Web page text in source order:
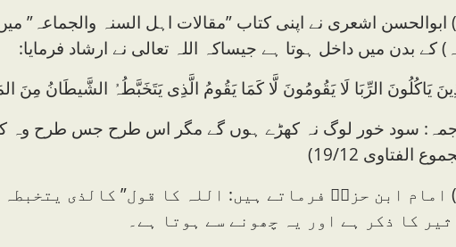
(7) ابوالحسن اشعری نے اپنی کتاب ”مقالات اہل السنہ
کے بدن میں داخل ہوتا ہے جیساکہ اللہ تعالی نے ارشاد فرمایا:
یَاکُلُونَ الرِّبَا لَا یَقُومُونَ لَّا کَمَا یَقُومُ الَّذِی یَتَخَبَّطُہُ الشَّیطَانُ مِنَ
سود خور لوگ نہ کھڑے ہوں گے مگر اس طرح جس طرح وہ
الفتاوی 19/12)
(8) امام ابن حزمؒ فرماتے ہیں: اللہ کا قول” کالذی
کا ذکر ہے اور یہ چھونے سے ہوتا ہے۔